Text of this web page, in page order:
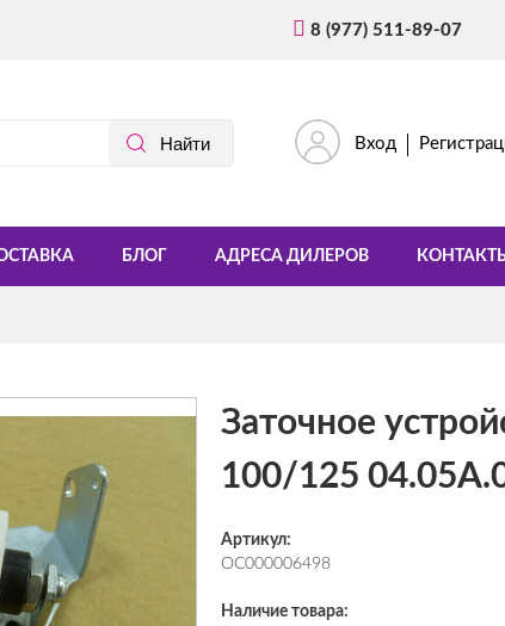
8 (977) 511-89-07
Вход
БЛОГ АДРЕСА ДИЛЕРОВ
Заточное
100/125
Артикул:
ОС000006498
Наличие товара: